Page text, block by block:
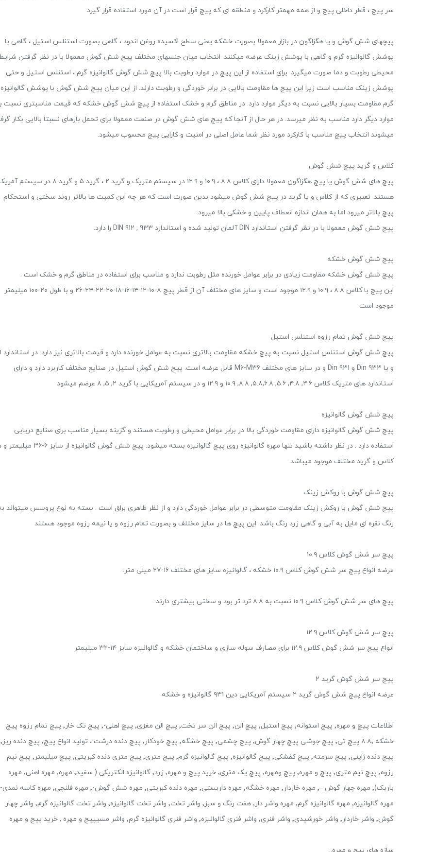
سر پیچ ، قطر داخلی پیچ و از همه مهمتر کارکرد و منطقه ای که پیچ قرار است در آن مورد استفاده قرار گیرد.
پیچهای شش گوش و یا هگزاگون در بازار معمولا بصورت خشکه یعنی سطح اکسیده روغن اندود ، گاهی بصورت استنلس استیل ، گاهی با
پوشش گالوانیزه گرم و گاهی با پوشش زینک عرضه میکنند. انتخاب میان جنسهای مختلف پیچ شش گوش معمولا با در نظر گرفتن
محیطی رطوبت و دما صورت میگیرد. برای استفاده از این پیچ در موارد رطوبت بالا پیچ شش گوش گالوانیزه گرم ، استنلس استیل و حتی
پوشش زینک مناسب است زیرا این پیچ ها مقاومت بالایی در برابر خوردگی و رطوبت دارند. از این میان پیچ شش گوش با پوشش گالوانیزه
گرم مقاومت بسیار بالایی نسبت به دیگر موارد دارد. در مناطق گرم و خشک استفاده از پیچ شش گوش خشکه که قیمت مناسبتری نسبت
موارد دیگر دارد مناسب به نظر میرسد. در هر حال از آنجا که پیچ های شش گوش در صنعت معمولا برای تحمل بارهای نسبتا بالایی بکار
میشوند انتخاب پیچ مناسب با کارکرد مورد نظر شما عامل اصلی در امنیت و کارایی پیچ محسوب میشود.
کلاس و گرید پیچ شش گوش
پیچ های شش گوش یا پیچ هگزاگون معمولا دارای کلاس ۸.۸ ، ۱۰.۹ و ۱۲.۹ در سیستم متریک و گرید ۲ ، گرید ۵ و
هستند. تعبیری که از کلاس و یا گرید در پیچ شش گوش میشود بدین صورت است که هر چه این کمیت ها بالاتر روند سختی و استحکام
پیچ بالاتر میرود اما به همان اندازه انعطاف پایین و خشکی بالا میرود.
پیچ شش گوش معمولا با در نظر گرفتن استاندارد DIN آلمان تولید شده و استاندارد DIN 912 , 933 را دارد.
پیچ شش گوش خشکه
پیچ شش گوش خشکه مقاومت زیادی در برابر عوامل خورنده مثل رطوبت ندارد و مناسب برای استفاده در مناطق گرم و خشک است .
این پیچ با کلاس ۸.۸ ، ۱۰.۹ و ۱۲.۹ موجود است و سایز های مختلف آن از قطر پیچ ۸-۱۰-۱۲-۱۴-۱۶-۱۸-۲۰-۲۲-۲۴-۲۶ و با طول ۲۰-۱۰۰ میلیمتر
موجود است
پیچ شش گوش تمام رزوه استنلس استیل
پیچ شش گوش استنلس استیل نسبت به پیچ خشکه مقاومت بالاتری نسبت به عوامل خورنده دارد و قیمت بالاتری نیز دارد. در استاندارد
و یا Din 933 و Din 931 و در سایز های مختلف M6-M36 قابل عرضه است. پیچ شش گوش استیل در صنایع مختلف کاربرد دارد و دارای
استاندارد های متریک کلاس ۴.۶, ۴.۸, ۵.۶, ۵.۸,۶.۸, ۸.۸, ۱۰.۹ و ۱۲.۹ و در سیستم آمریکایی با گرید ۲, ۵, ۸ عرضم میشود
پیچ شش گوش گالوانیزه
پیچ شش گوش گالوانیزه دارای مقاومت خوردگی بالا در برابر عوامل محیطی و رطوبت هستند و گزینه بسیار مناسب برای صنایع دریایی
استفاده دارد . در نظر داشته باشید تنها مهره گالوانیزه روی پیچ گالوانیزه بسته میشود. پیچ شش گوش گالوانیزه
کلاس و گرید مختلف موجود میباشد
پیچ شش گوش با روکش زینک
پیچ شش گوش با روکش زینک مقاومت متوسطی در برابر عوامل خوردگی دارد و از نظر ظاهری براق است . بسته به نوع پروسس میتواند
رنگ نقره ای مایل به آبی و گاهی زرد رنگ باشد. این پیچ ها در سایز مختلف و بصورت تمام رزوه و یا نیمه رزوه موجود هستند
پیچ سر شش گوش کلاس ۱۰.۹
عرضه انواع پیچ سر شش گوش کلاس ۱۰.۹ خشکه ، گالوانیزه سایز های مختلف ۱۶-۲۷ میلی متر.
پیچ های سر شش گوش کلاس ۱۰.۹ نسبت به ۸.۸ ترد تر بود و سختی بیشتری دارند.
پیچ سر شش گوش کلاس ۱۲.۹
انواع پیچ سر شش گوش کلاس ۱۲.۹ برای مصارف سوله سازی و ساختمان خشکه و گالوانیزه سایز ۱۴-۳۲ میلیمتر
پیچ سر شش گوش گرید ۲
عرضه انواع پیچ شش گوش گرید ۲ سیستم آمریکایی دین ۹۳۱ گالوانیزه و خشکه
اطلاعات پیچ و مهره٬ پیچ استوانه٬ پیچ استیل٬ پیچ الن٬ پیچ الن سر تخت٬ پیچ الن مغزی٬ پیچ اهنی-٬ پیچ تک خار٬ پیچ تمام رزوه پیچ
خشکه ۸.۸٬ پیچ تی٬ پیچ جوشی پیچ چهار گوش٬ پیچ چشمی٬ پیچ خشگه٬ پیچ خودکار٬ پیچ دنده درشت ، تولید انواع پیچ٬ پیچ دنده ریز٬
پیچ دنده ژاپنی٬ پیچ سرمته٬ پیچ کفشکی٬ پیچ گالوانیزه٬ پیچ گالوانیزه گرم٬ پیچ متری٬ پیچ متری دنده کبریتی٬ پیچ میلیمتر٬ پیچ نیم
رزوه٬ پیچ نیم متری٬ پیچ و مهره٬ پیچ ومهره٬ پیچ یک متری٬ خرید پیچ و مهره٬ زرد٬ گالوانیزه الکتریکی ( سفید٬ مهره٬ مهره اهنی٬ مهره
مهره گالوانیزه٬ مهره گالوانیزه گرم٬ مهره واشر دار٬ هفت رنگ و سبز٬ واشر تخت٬ واشر تخت گالوانیزه٬ واشر تخت گالوانیزه گرم٬ واشر چهار
گوش٬ واشر خاردار٬ واشر خورشیدی٬ واشر فنری٬ واشر فنری گالوانیزه٬ واشر فنری گالوانیزه گرم٬ واشر مسیپیچ و مهره , خرید پیچ و مهره